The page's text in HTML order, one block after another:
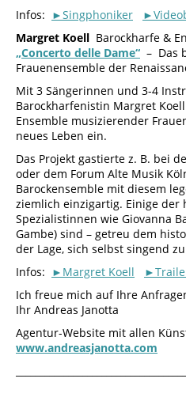
Infos: ►Singphoniker
Margret Koell Barockharfe &
„Concerto delle Dame“ – Das
Frauenensemble der
Mit 3 Sängerinnen und 3-4
Barockharfenistin Margret
Ensemble musizierender
neues Leben ein.
Das Projekt gastierte z. B. bei
oder dem Forum Alte Musik
Barockensemble mit diesem
ziemlich einzigartig. Einige der
Spezialistinnen wie Giovanna
Gambe) sind – getreu dem
der Lage, sich selbst singend
Infos: ►Margret Koell
Ich freue mich auf Ihre
Ihr Andreas Janotta
Agentur-Website mit allen
www.andreasjanotta.com